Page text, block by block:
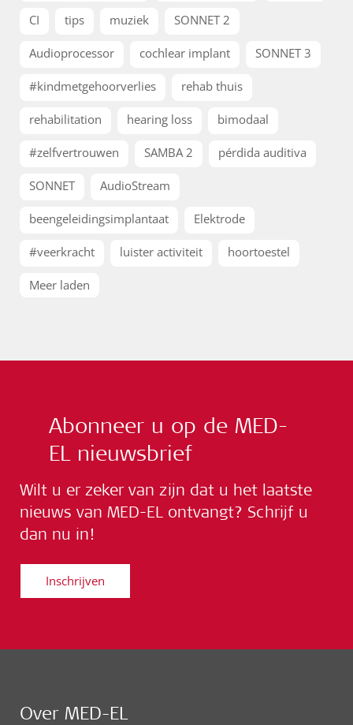
CI tips muziek SONNET 2
Audioprocessor cochlear implant SONNET 3
#kindmetgehoorverlies rehab thuis
rehabilitation hearing loss bimodaal
#zelfvertrouwen SAMBA 2 pérdida auditiva
SONNET AudioStream
beengeleidingsimplantaat Elektrode
#veerkracht luister activiteit hoortoestel
Meer laden
Abonneer u op de MED-
EL nieuwsbrief
Wilt u er zeker van zijn dat u het laatste
nieuws van MED-EL ontvangt? Schrijf u
dan nu in!
Inschrijven
Over MED-EL